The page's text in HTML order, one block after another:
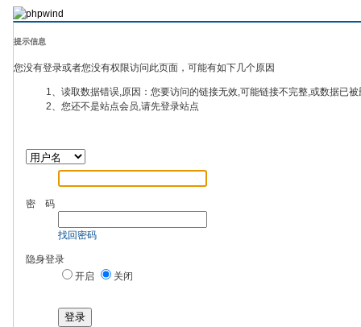
提示信息
您没有登录或者您没有权限访问此页面，可能有如下几个原因
1、读取数据错误,原因：您要访问的链接无效,可能链接不完整,或数据已
2、您还不是站点会员,请先登录站点
密 码
找回密码
隐身登录
开启
关闭
登录